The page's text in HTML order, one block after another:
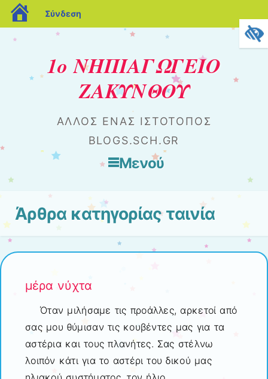
blogs.sch.gr
Σύνδεση
1ο ΝΗΠΙΑΓΩΓΕΙΟ
ΖΑΚΥΝΘΟΥ
ΆΛΛΟΣ ΈΝΑΣ ΙΣΤΌΤΟΠΟΣ
BLOGS.SCH.GR
Μενού
Μετάβαση στο περιεχόμενο
Άρθρα κατηγορίαςταινία
μέρα νύχτα
Όταν μιλήσαμε τις προάλλες, αρκετοί από
σας μου θύμισαν τις κουβέντες μας για τα
αστέρια και τους πλανήτες. Σας στέλνω
λοιπόν κάτι για το αστέρι του δικού μας